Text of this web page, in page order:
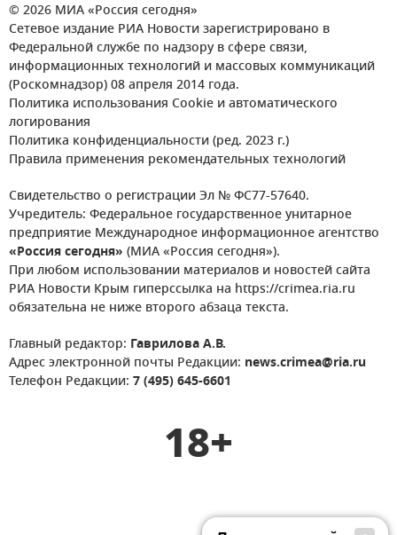
© 2026 МИА «Россия сегодня»
Сетевое издание РИА Новости зарегистрировано в
Федеральной службе по надзору в сфере связи,
информационных технологий и массовых коммуникаций
(Роскомнадзор) 08 апреля 2014 года.
Политика использования Cookie и автоматического
логирования
Политика конфиденциальности (ред. 2023 г.)
Правила применения рекомендательных технологий
Свидетельство о регистрации Эл № ФС77-57640.
Учредитель: Федеральное государственное унитарное
предприятие Международное информационное агентство
«Россия сегодня» (МИА «Россия сегодня»).
При любом использовании материалов и новостей сайта
РИА Новости Крым гиперссылка на https://crimea.ria.ru
обязательна не ниже второго абзаца текста.
Главный редактор: Гаврилова А.В.
Адрес электронной почты Редакции: news.crimea@ria.ru
Телефон Редакции: 7 (495) 645-6601
18+